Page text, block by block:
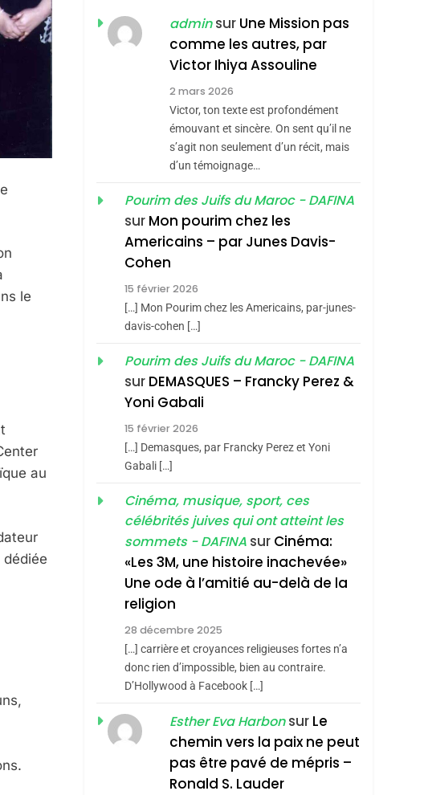
le
au
dédiée
JUDAÏTE Par Thérèse
Zrihen-Dvir
CE QUI NOUS
MANQUE – Jacques
Hadida
JUDAISME
Maroc : Les Amandes
De Tafraout, Le Miel
De Tadla Azilal
Consacrés Produits
Du Terroir
Oeil Ravageur –
Vanessa De Loya
Stauber
CINEMA ISRAÉL
Dis Guerre»: La
Boy George
Tout Sur La Nostalgie
4
Accords D’Isaac:
S’étendre À 13 Pays
D’Amérique Latine
ISRAÉL JUDAISME
2025, L’année La Plus
Meurtrière Selon Le
L’antisémitisme
6
FIÈRE, DIGNE ET
RÉSILIENTE :
POURQUOI JE
REVENDIQUE MA
JUDAÏTE Par Thérèse
Zrihen-Dvir
ISRAÉL JUDAISME
7
CE QUI NOUS
MANQUE – Jacques
Hadida
JUDAISME
adminsur Une Mission pas
comme les autres, par
Victor Ihiya Assouline
2 mars 2026
Victor, ton texte est profondément
émouvant et sincère. On sent qu’il ne
s’agit non seulement d’un récit, mais
d’un témoignage…
Pourim des Juifs du Maroc - DAFINA
sur Mon pourim chez les
Americains – par Junes Davis-
Cohen
15 février 2026
[…] Mon Pourim chez les Americains, par-junes-
davis-cohen […]
Pourim des Juifs du Maroc - DAFINA
sur DEMASQUES – Francky Perez &
Yoni Gabali
15 février 2026
[…] Demasques, par Francky Perez et Yoni
Gabali […]
Cinéma, musique, sport, ces
célébrités juives qui ont atteint les
sommets - DAFINA sur Cinéma:
«Les 3M, une histoire inachevée»
Une ode à l’amitié au-delà de la
religion
28 décembre 2025
[…] carrière et croyances religieuses fortes n’a
donc rien d’impossible, bien au contraire.
D’Hollywood à Facebook […]
Esther Eva Harbonsur Le
chemin vers la paix ne peut
pas être pavé de mépris –
Ronald S. Lauder